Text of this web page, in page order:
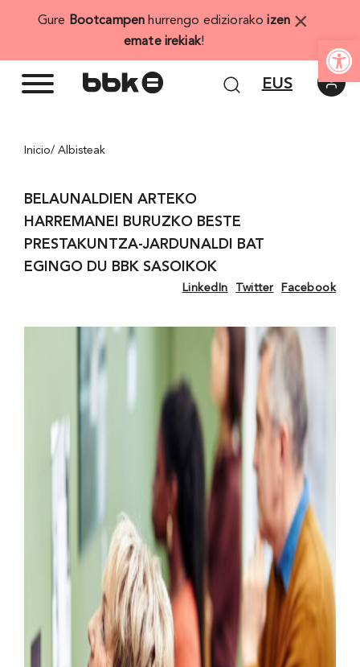
Gure Bootcampen hurrengo ediziorakoizen
emate irekiak!
×
EUS
Inicio/ Albisteak
BELAUNALDIEN ARTEKO
HARREMANEI BURUZKO BESTE
PRESTAKUNTZA-JARDUNALDI BAT
EGINGO DU BBK SASOIKOK
LinkedIn Twitter Facebook